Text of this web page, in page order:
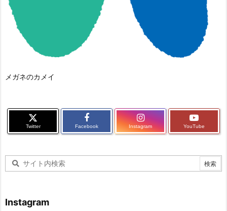
メガネのカメイ
Twitter Facebook Instagram YouTube
Instagram